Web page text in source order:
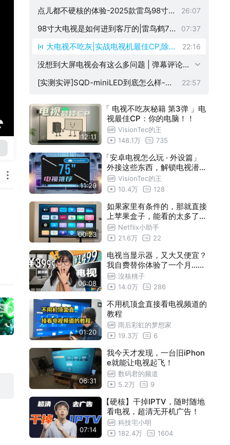
了
点儿都不硬核的体验-2025款雷鸟98寸鹤
7Pro-你到底还想要怎样?
26:07
98寸大电视是如何进到客厅的|雷鸟鹤7P
ro从货车到电梯到客厅全程实录
07:37
大电视不吃灰|实战电视机最佳CP,除了
PC还有谁打?
22:16
没想到大屏电视会有这么多问题 | 弹幕评论
留言Q&A｜2025 98寸鹤7Pro问题汇总|P1
[实测实评]SQD-miniLED到底怎么样-低
22:57
12:11
「 电视不吃灰秘籍 第3弹 」电
视最佳CP：你的电脑！！
VisionTec的王
148.1万
735
11:29
「安卓电视怎么玩 · 外设篇」
外接这些东西，解锁电视潜力
，75寸电视能有多少种可能？
VisionTec的王
10.4万
128
00:23
如果家里有条件的，那就直接
上苹果盒子，能看的太多了，
个个高清，这画面才是真正的
享受
Netflix小助手
21.6万
22
06:08
电视当显示器，又大又便宜？
我自费替你体验了一个月......
沒核桃子
14.0万
286
01:20
不用机顶盒直接看电视频道的
教程
雨后彩虹的梦想家
19.3万
6
06:31
我今天才发现，一台旧iPhon
e就能让电视起飞！
数码君的频道
5.2万
9
07:14
【硬核】干掉IPTV，随时随地
看电视，超清无开机广告！
科技宅小明
182.4万
1604